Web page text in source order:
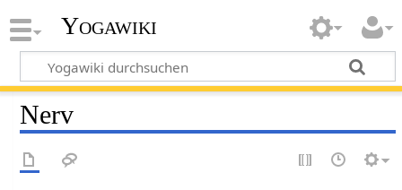
Yogawiki
Nerv